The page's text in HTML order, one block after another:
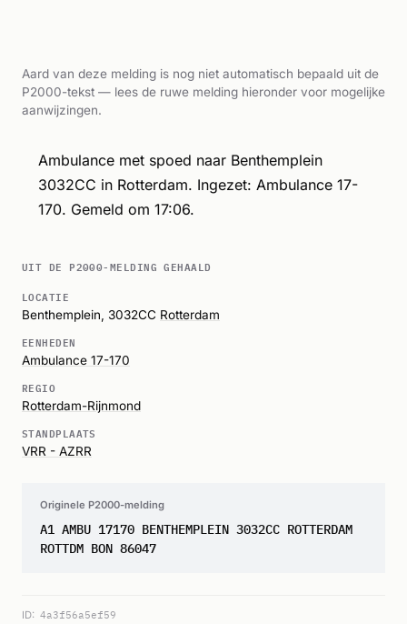
Aard van deze melding is nog niet automatisch bepaald uit de
P2000-tekst — lees de ruwe melding hieronder voor mogelijke
aanwijzingen.
Ambulance met spoed naar Benthemplein
3032CC in Rotterdam. Ingezet: Ambulance 17-
170. Gemeld om 17:06.
UIT DE P2000-MELDING GEHAALD
LOCATIE
Benthemplein, 3032CC Rotterdam
EENHEDEN
Ambulance 17-170
REGIO
Rotterdam-Rijnmond
STANDPLAATS
VRR - AZRR
Originele P2000-melding
A1 AMBU 17170 BENTHEMPLEIN 3032CC ROTTERDAM
ROTTDM BON 86047
ID: 4a3f56a5ef59